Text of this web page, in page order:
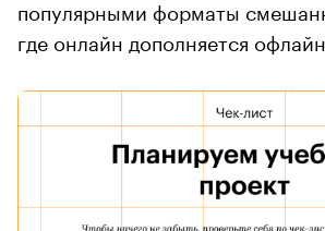
популярными форматы
где онлайн дополняется